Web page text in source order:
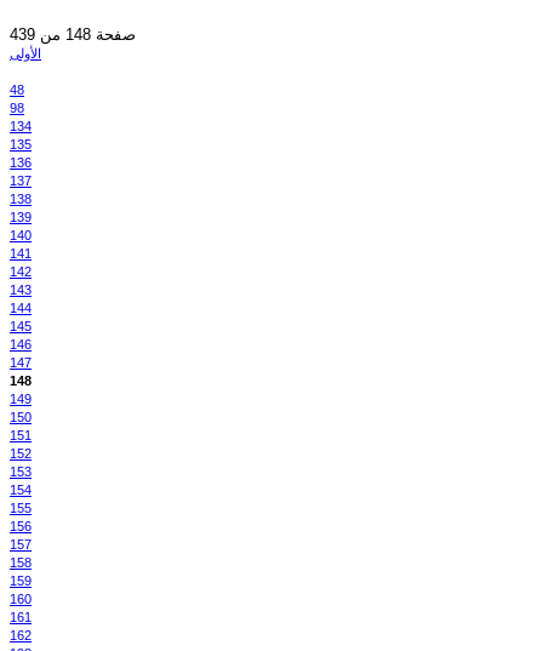
صفحة 148 من 439
الأولى
48
98
134
135
136
137
138
139
140
141
142
143
144
145
146
147
148
149
150
151
152
153
154
155
156
157
158
159
160
161
162